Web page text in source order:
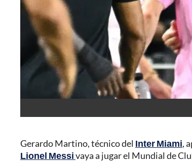
Gerardo Martino, técnico del Inter Miami,
Lionel Messivaya a jugar el Mundial de